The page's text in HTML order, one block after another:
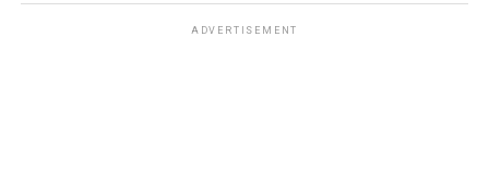
ADVERTISEMENT